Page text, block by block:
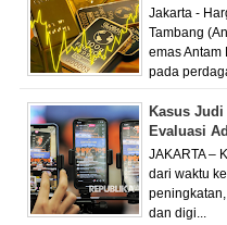
Jakarta -
Tambang
emas Antam
pada
Kasus
Evaluasi
JAKARTA –
dari waktu
dan digi...